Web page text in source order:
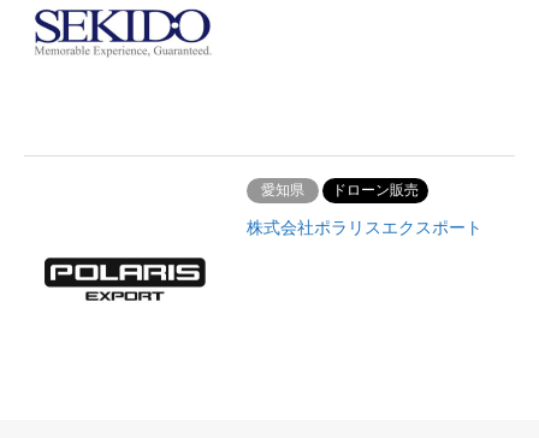
愛知県 ドローン販売
株式会社ポラリスエクスポート